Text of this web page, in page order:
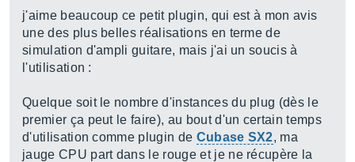
j'aime beaucoup ce petit plugin, qui est à mon avis
une des plus belles réalisations en terme de
simulation d'ampli guitare, mais j'ai un soucis à
l'utilisation :
Quelque soit le nombre d'instances du plug (dès le
premier ça peut le faire), au bout d'un certain temps
d'utilisation comme plugin de Cubase SX2, ma
jauge CPU part dans le rouge et je ne récupère la